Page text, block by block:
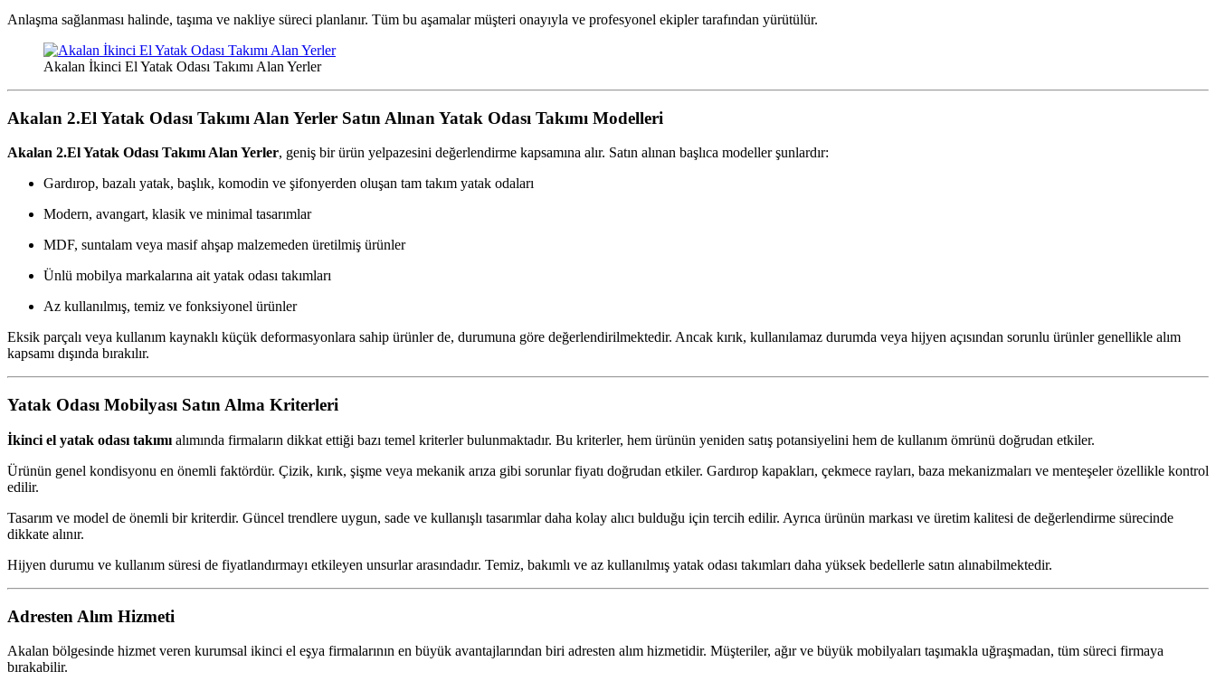
Anlaşma sağlanması halinde, taşıma ve nakliye süreci planlanır. Tüm bu aşamalar müşteri onayıyla ve profesyonel ekipler tarafından yürütülür.
Akalan İkinci El Yatak Odası Takımı Alan Yerler
Akalan 2.El Yatak Odası Takımı Alan Yerler Satın Alınan Yatak Odası Takımı Modelleri
Akalan 2.El Yatak Odası Takımı Alan Yerler, geniş bir ürün yelpazesini değerlendirme kapsamına alır. Satın alınan başlıca modeller şunlardır:
Gardırop, bazalı yatak, başlık, komodin ve şifonyerden oluşan tam takım yatak odaları
Modern, avangart, klasik ve minimal tasarımlar
MDF, suntalam veya masif ahşap malzemeden üretilmiş ürünler
Ünlü mobilya markalarına ait yatak odası takımları
Az kullanılmış, temiz ve fonksiyonel ürünler
Eksik parçalı veya kullanım kaynaklı küçük deformasyonlara sahip ürünler de, durumuna göre değerlendirilmektedir. Ancak kırık, kullanılamaz durumda veya hijyen açısından sorunlu ürünler genellikle alım
kapsamı dışında bırakılır.
Yatak Odası Mobilyası Satın Alma Kriterleri
İkinci el yatak odası takımı alımında firmaların dikkat ettiği bazı temel kriterler bulunmaktadır. Bu kriterler, hem ürünün yeniden satış potansiyelini hem de kullanım ömrünü doğrudan etkiler.
Ürünün genel kondisyonu en önemli faktördür. Çizik, kırık, şişme veya mekanik arıza gibi sorunlar fiyatı doğrudan etkiler. Gardırop kapakları, çekmece rayları, baza mekanizmaları ve menteşeler özellikle kontrol
edilir.
Tasarım ve model de önemli bir kriterdir. Güncel trendlere uygun, sade ve kullanışlı tasarımlar daha kolay alıcı bulduğu için tercih edilir. Ayrıca ürünün markası ve üretim kalitesi de değerlendirme sürecinde
dikkate alınır.
Hijyen durumu ve kullanım süresi de fiyatlandırmayı etkileyen unsurlar arasındadır. Temiz, bakımlı ve az kullanılmış yatak odası takımları daha yüksek bedellerle satın alınabilmektedir.
Adresten Alım Hizmeti
Akalan bölgesinde hizmet veren kurumsal ikinci el eşya firmalarının en büyük avantajlarından biri adresten alım hizmetidir. Müşteriler, ağır ve büyük mobilyaları taşımakla uğraşmadan, tüm süreci firmaya
bırakabilir.